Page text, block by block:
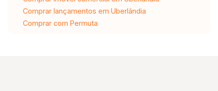
Comprar lançamentos em Uberlândia
Comprar com Permuta